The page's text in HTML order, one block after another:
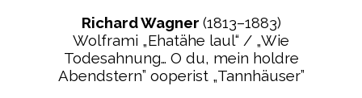
Richard Wagner (1813–1883)
Wolframi „Ehatähe laul“ / „Wie
Todesahnung… O du, mein holdre
Abendstern” ooperist „Tannhäuser”